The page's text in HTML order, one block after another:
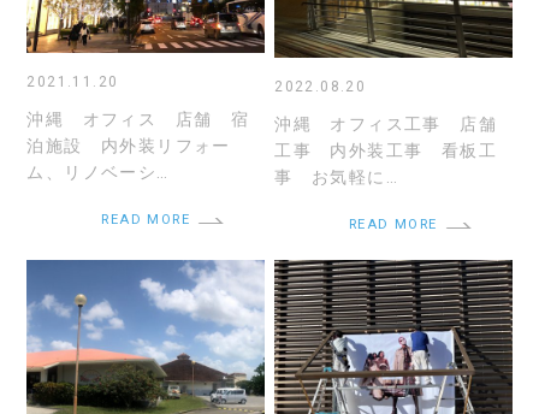
2021.11.20
沖縄 オフィス 店舗 宿
泊施設 内外装リフォー
ム、リノベーシ…
READ MORE
2022.08.20
沖縄 オフィス工事 店舗
工事 内外装工事 看板工
事 お気軽に…
READ MORE